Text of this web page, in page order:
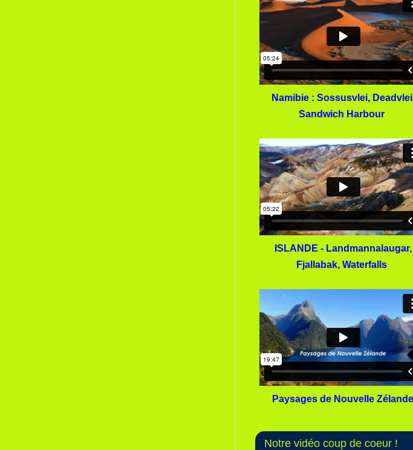
Namibie : Sossusvlei,
Sandwich Harbour
ISLANDE - Landmannalaugar,
Fjallabak, Waterfalls
Paysages de Nouvelle Zélande
Notre vidéo coup de coeur !